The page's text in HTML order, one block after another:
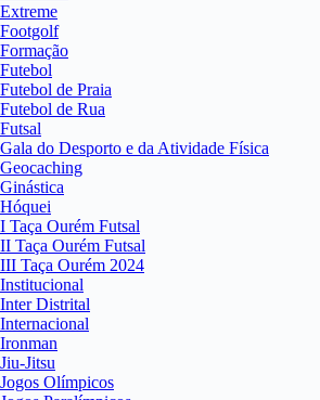
Extreme
Footgolf
Formação
Futebol
Futebol de Praia
Futebol de Rua
Futsal
Gala do Desporto e da Atividade Física
Geocaching
Ginástica
Hóquei
I Taça Ourém Futsal
II Taça Ourém Futsal
III Taça Ourém 2024
Institucional
Inter Distrital
Internacional
Ironman
Jiu-Jitsu
Jogos Olímpicos